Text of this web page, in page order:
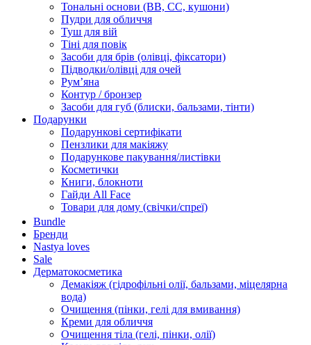
Тональні основи (BB, CC, кушони)
Пудри для обличчя
Туш для вій
Тіні для повік
Засоби для брів (олівці, фіксатори)
Підводки/олівці для очей
Румʼяна
Контур / бронзер
Засоби для губ (блиски, бальзами, тінти)
Подарунки
Подарункові сертифікати
Пензлики для макіяжу
Подарункове пакування/листівки
Косметички
Книги, блокноти
Гайди All Face
Товари для дому (свічки/спреї)
Bundle
Бренди
Nastya loves
Sale
Дерматокосметика
Демакіяж (гідрофільні олії, бальзами, міцелярна
вода)
Очищення (пінки, гелі для вмивання)
Креми для обличчя
Очищення тіла (гелі, пінки, олії)